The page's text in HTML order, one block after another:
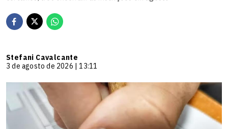
Stefani Cavalcante
3 de agosto de 2026 | 13:11